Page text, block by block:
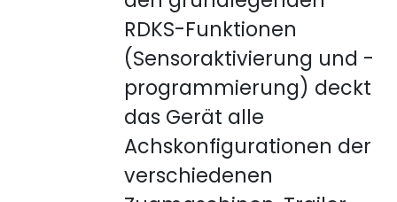
RDKS-Funktionen
(Sensoraktivierung und -
programmierung) deckt
das Gerät alle
Achskonfigurationen der
verschiedenen